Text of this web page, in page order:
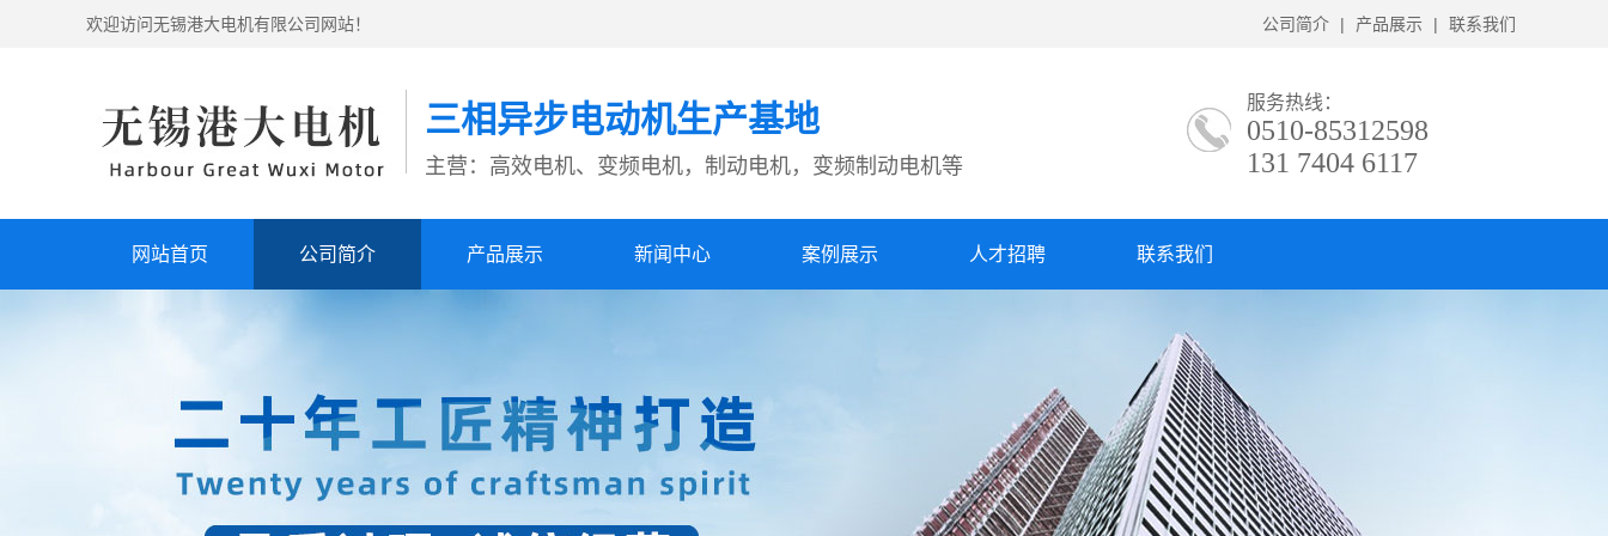
欢迎访问无锡港大电机有限公司网站！ 公司简介 | 产品展示 | 联系我们
三相异步电动机生产基地
主营：高效电机、变频电机，制动电机，变频制动电机等
服务热线：
0510-85312598
131 7404 6117
网站首页 公司简介 产品展示 新闻中心 案例展示 人才招聘 联系我们